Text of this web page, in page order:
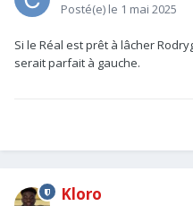
Posté(e) le 1 mai 2025
Si le Réal est prêt à lâcher
serait parfait à gauche.
Kloro